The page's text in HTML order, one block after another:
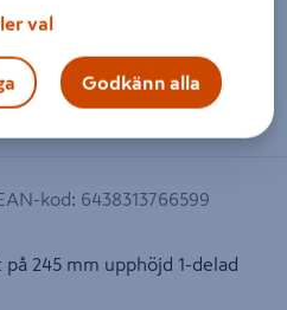
för att zooma in
kod: 6438313766599
245 mm upphöjd 1-delad
val
Godkänn alla